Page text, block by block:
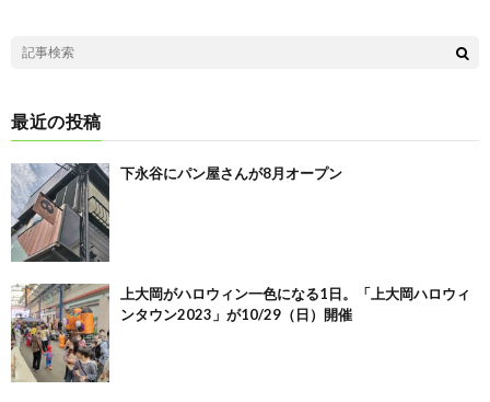
最近の投稿
下永谷にパン屋さんが8月オープン
上大岡がハロウィン一色になる1日。「上大岡ハロウィ
ンタウン2023」が10/29（日）開催